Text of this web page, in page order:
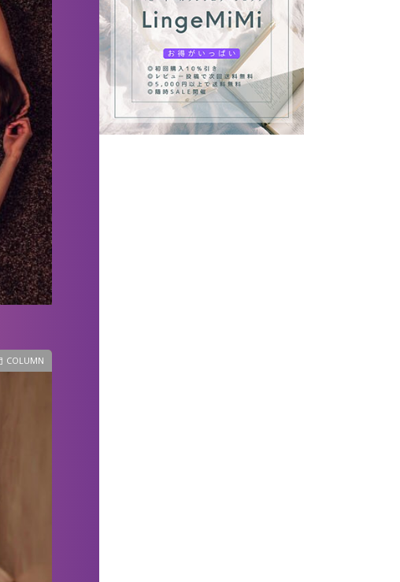
COLUMN